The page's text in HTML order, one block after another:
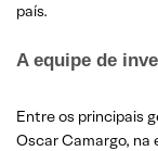
país.
A equipe de
Entre os principais
Oscar Camargo, na